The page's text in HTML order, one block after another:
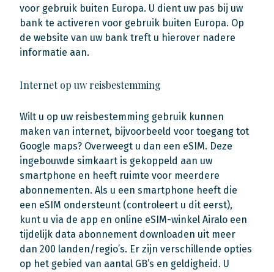
voor gebruik buiten Europa. U dient uw pas bij uw
bank te activeren voor gebruik buiten Europa. Op
de website van uw bank treft u hierover nadere
informatie aan.
Internet op uw reisbestemming
Wilt u op uw reisbestemming gebruik kunnen
maken van internet, bijvoorbeeld voor toegang tot
Google maps? Overweegt u dan een eSIM. Deze
ingebouwde simkaart is gekoppeld aan uw
smartphone en heeft ruimte voor meerdere
abonnementen. Als u een smartphone heeft die
een eSIM ondersteunt (controleert u dit eerst),
kunt u via de app en online eSIM-winkel Airalo een
tijdelijk data abonnement downloaden uit meer
dan 200 landen/regio’s. Er zijn verschillende opties
op het gebied van aantal GB’s en geldigheid. U